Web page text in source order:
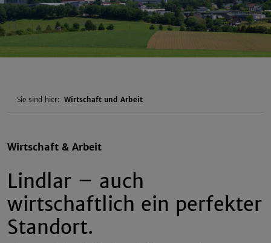
Sie sind hier: Wirtschaft und Arbeit
Wirtschaft & Arbeit
Lindlar – auch
wirtschaftlich ein perfekter
Standort.